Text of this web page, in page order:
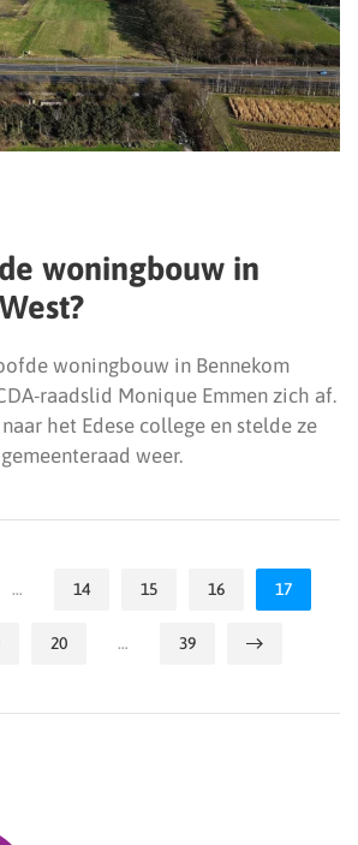
woningbouw in
woningbouw in Bennekom
raadslid Monique Emmen zich af.
het Edese college en stelde ze
weer.
… 14 15 16 17
20 … 39